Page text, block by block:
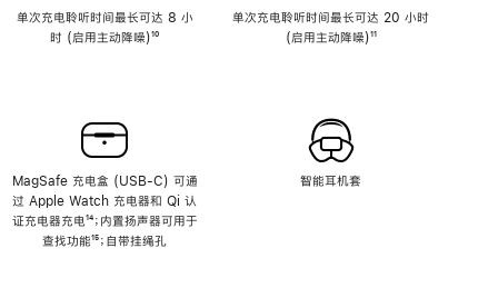
单次充电聆听时间最长可达 8 小
时 (启用主动降噪)脚
¹⁰
MagSafe 充电盒 (USB-C) 可通
过 Apple Watch 充电器和 Qi 认
证充电器充电脚
注
¹⁴；内置扬声器可用于
查找功能脚
¹⁵；自带挂绳孔
单次充电聆听时间最长可达 20 小时
(启用主动降噪)脚
¹¹
智能耳机套